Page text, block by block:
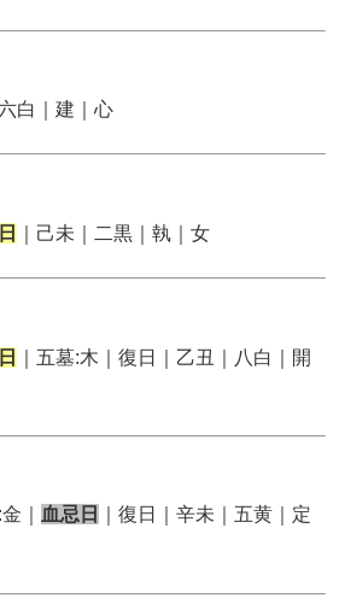
白｜建｜心
｜己未｜二黒｜執｜女
｜五墓:木｜復日｜乙丑｜八白｜開
｜ 血忌日
｜復日｜辛未｜五黄｜定